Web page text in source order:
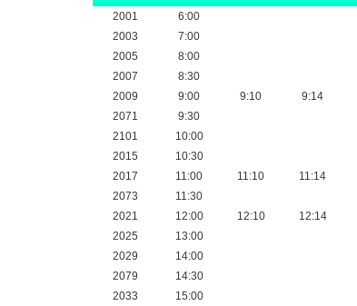
2001
6:00
2003
7:00
2005
8:00
2007
8:30
2009
9:00 9:10 9:14
2071
9:30
2101
10:00
2015
10:30
2017
11:00 11:10 11:14
2073
11:30
2021
12:00 12:10 12:14
2025
13:00
2029
14:00
2079
14:30
2033
15:00